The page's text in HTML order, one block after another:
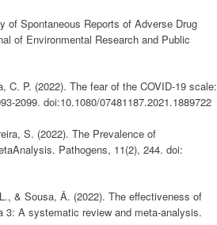
of Spontaneous Reports of Adverse Drug
of Environmental Research and Public
P. (2022). The fear of the COVID-19 scale:
2099. doi:10.1080/07481187.2021.1889722
S. (2022). The Prevalence of
Pathogens, 11(2), 244. doi:
& Sousa, Â. (2022). The effectiveness of
3: A systematic review and meta-analysis.